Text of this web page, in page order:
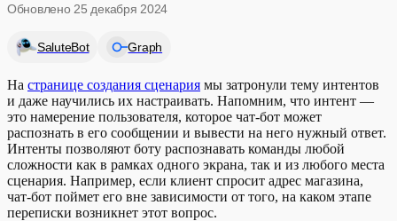
Переводим диалог на оператора
Добавляем подсказки
Обновлено 25 декабря 2024
SaluteBot Graph
На странице создания сценария мы затронули тему интентов
и даже научились их настраивать. Напомним, что интент —
это намерение пользователя, которое чат-бот может
распознать в его сообщении и вывести на него нужный ответ.
Интенты позволяют боту распознавать команды любой
сложности как в рамках одного экрана, так и из любого места
сценария. Например, если клиент спросит адрес магазина,
чат-бот поймет его вне зависимости от того, на каком этапе
переписки возникнет этот вопрос.